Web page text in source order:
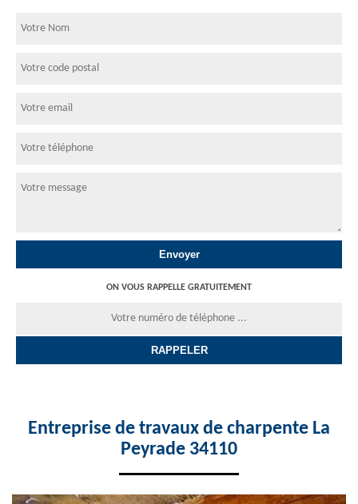
ON VOUS RAPPELLE GRATUITEMENT
Entreprise de travaux de charpente La
Peyrade 34110